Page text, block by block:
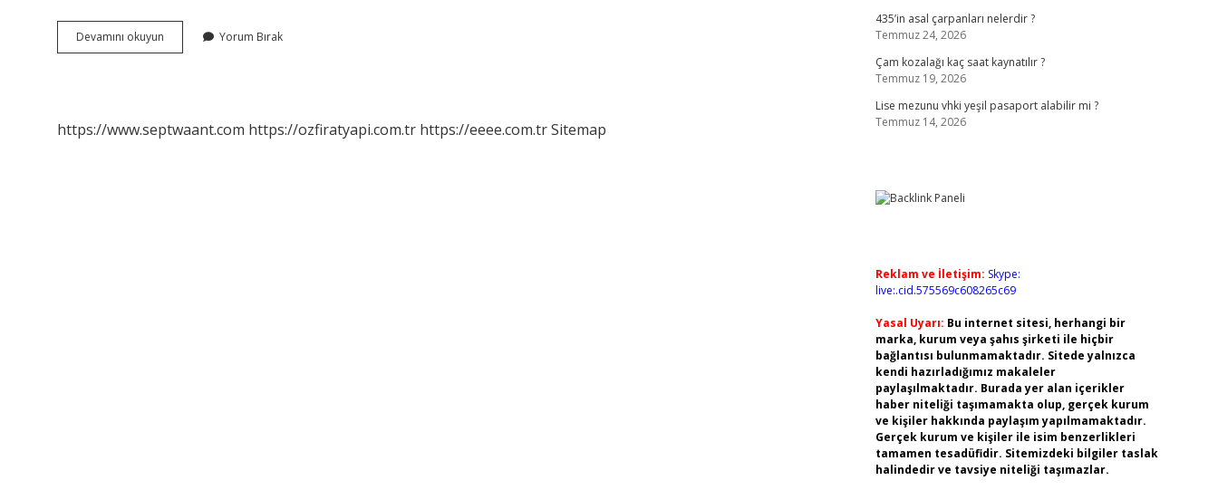
Devamını okuyun Adıyaman
Kaç
Yorum Bırak
https://www.septwaant.com https://ozfiratyapi.com.tr https://eeee.com.trSitemap
435’in asal çarpanları nelerdir ?
Temmuz 24, 2026
Çam kozalağı kaç saat kaynatılır ?
Temmuz 19, 2026
Lise mezunu vhki yeşil pasaport alabilir mi ?
Temmuz 14, 2026
Reklam ve İletişim: Skype:
live:.cid.575569c608265c69
Yasal Uyarı: Bu internet sitesi, herhangi bir
marka, kurum veya şahıs şirketi ile hiçbir
bağlantısı bulunmamaktadır. Sitede yalnızca
kendi hazırladığımız makaleler
paylaşılmaktadır. Burada yer alan içerikler
haber niteliği taşımamakta olup, gerçek kurum
ve kişiler hakkında paylaşım yapılmamaktadır.
Gerçek kurum ve kişiler ile isim benzerlikleri
tamamen tesadüfidir. Sitemizdeki bilgiler taslak
halindedir ve tavsiye niteliği taşımazlar.